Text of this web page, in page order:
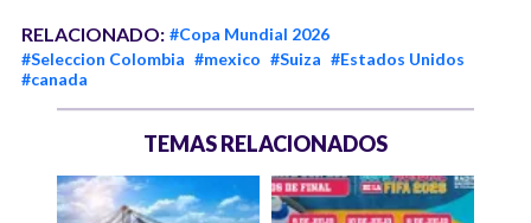
RELACIONADO: #Copa Mundial 2026
#Seleccion Colombia #mexico #Suiza #Estados Unidos
#canada
TEMAS RELACIONADOS